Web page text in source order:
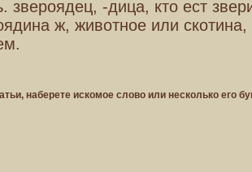
звероядец, -дица, кто ест
ж, животное или скотина,
наберете искомое слово или несколько его